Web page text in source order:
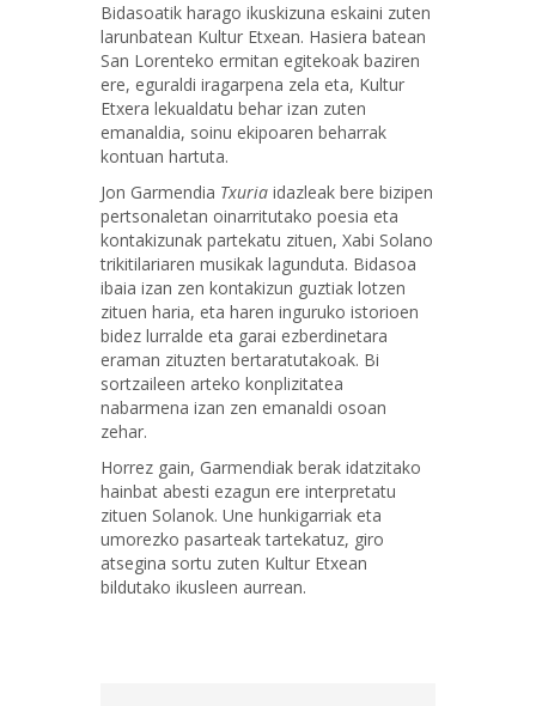
Bidasoatik harago ikuskizuna eskaini zuten
larunbatean Kultur Etxean. Hasiera batean
San Lorenteko ermitan egitekoak baziren
ere, eguraldi iragarpena zela eta, Kultur
Etxera lekualdatu behar izan zuten
emanaldia, soinu ekipoaren beharrak
kontuan hartuta.
Jon Garmendia Txuria idazleak bere bizipen
pertsonaletan oinarritutako poesia eta
kontakizunak partekatu zituen, Xabi Solano
trikitilariaren musikak lagunduta. Bidasoa
ibaia izan zen kontakizun guztiak lotzen
zituen haria, eta haren inguruko istorioen
bidez lurralde eta garai ezberdinetara
eraman zituzten bertaratutakoak. Bi
sortzaileen arteko konplizitatea
nabarmena izan zen emanaldi osoan
zehar.
Horrez gain, Garmendiak berak idatzitako
hainbat abesti ezagun ere interpretatu
zituen Solanok. Une hunkigarriak eta
umorezko pasarteak tartekatuz, giro
atsegina sortu zuten Kultur Etxean
bildutako ikusleen aurrean.